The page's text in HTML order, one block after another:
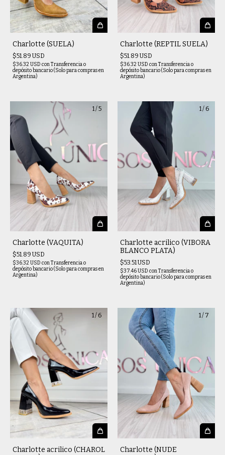
Charlotte (SUELA)
$51.89 USD
$36.32 USD conTransferencia o
depósito bancario (Solo para compras en
Argentina)
Charlotte (REPTIL SUELA)
$51.89 USD
$36.32 USD conTransferencia o
depósito bancario (Solo para compras en
Argentina)
1 /5
Charlotte (VAQUITA)
$51.89 USD
$36.32 USD conTransferencia o
depósito bancario (Solo para compras en
Argentina)
1 / 6
Charlotte acrilico (VIBORA
BLANCO PLATA)
$53.51 USD
$37.46 USD conTransferencia o
depósito bancario (Solo para compras en
Argentina)
1/ 6
Charlotte acrilico (CHAROL
1/ 7
Charlotte (NUDE